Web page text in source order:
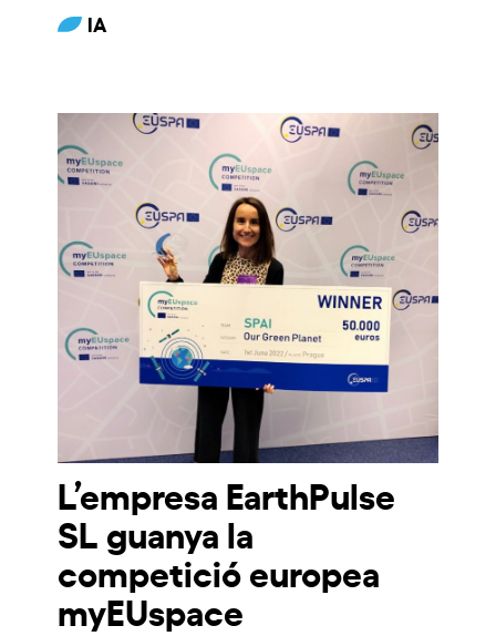
IA
L’empresa EarthPulse
SL guanya la
competició europea
myEUspace